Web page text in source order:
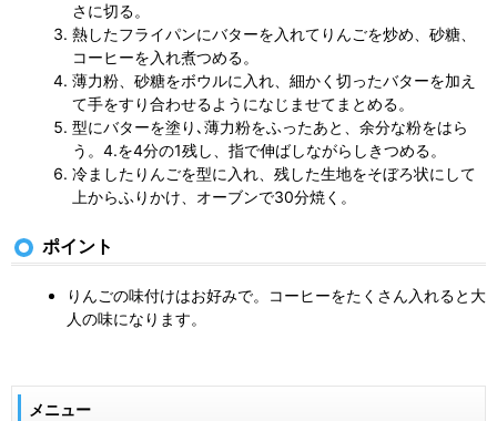
さに切る。
熱したフライパンにバターを入れてりんごを炒め、砂糖、
コーヒーを入れ煮つめる。
薄力粉、砂糖をボウルに入れ、細かく切ったバターを加え
て手をすり合わせるようになじませてまとめる。
型にバターを塗り､薄力粉をふったあと、余分な粉をはら
う。4.を4分の1残し、指で伸ばしながらしきつめる。
冷ましたりんごを型に入れ、残した生地をそぼろ状にして
上からふりかけ、オーブンで30分焼く。
ポイント
りんごの味付けはお好みで。コーヒーをたくさん入れると大
人の味になります。
メニュー